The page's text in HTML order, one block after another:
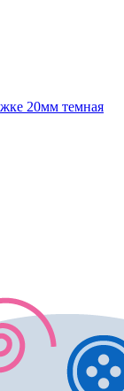
20мм темная